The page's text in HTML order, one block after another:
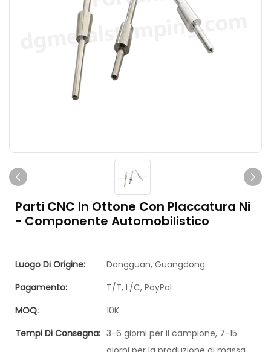
Parti CNC In Ottone Con Placcatura Ni
- Componente Automobilistico
Luogo Di Origine:
Dongguan, Guangdong
Pagamento:
T/T, L/C, PayPal
MOQ:
10K
Tempi Di Consegna: 3-6 giorni per il campione, 7-15